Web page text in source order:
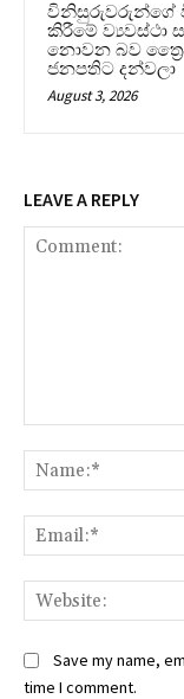
විනිසුරුවරුන්ගේ
කිරීමේ ව්‍යවස්ථා
නොවන බව
ජනපතිට දන්වලා
August 3, 2026
LEAVE A REPLY
Save my name,
time I comment.